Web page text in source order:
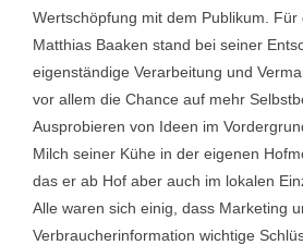
Wertschöpfung mit dem Publikum.
Matthias Baaken stand bei seiner
eigenständige Verarbeitung und
vor allem die Chance auf mehr
Ausprobieren von Ideen im
Milch seiner Kühe in der eigenen
das er ab Hof aber auch im lokalen
Alle waren sich einig, dass Marketing
Verbraucherinformation wichtige